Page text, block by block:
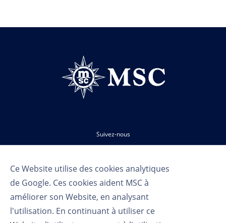
Ce Website utilise des cookies analytiques
de Google. Ces cookies aident MSC à
améliorer son Website, en analysant
l'utilisation. En continuant à utiliser ce
Suivez-nous